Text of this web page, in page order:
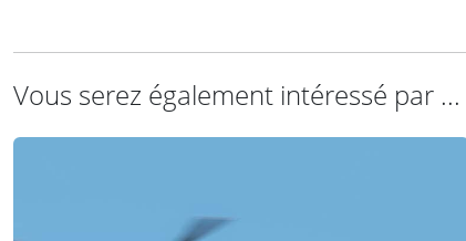
Vous serez également intéressé par ...